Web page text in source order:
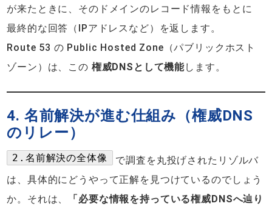
が来たときに、そのドメインのレコード情報をもとに
最終的な回答（IPアドレスなど）を返します。
Route 53 の Public Hosted Zone（パブリックホスト
ゾーン）は、この 権威DNSとして機能します。
4. 名前解決が進む仕組み（権威DNS
のリレー）
2.名前解決の全体像
で調査を丸投げされたリゾルバ
は、具体的にどうやって正解を見つけているのでしょう
か。それは、
「必要な情報を持っている権威DNSへ辿り